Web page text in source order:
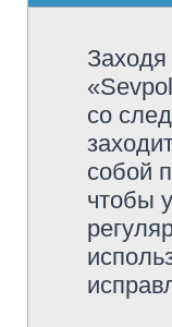
со
собой
чтобы